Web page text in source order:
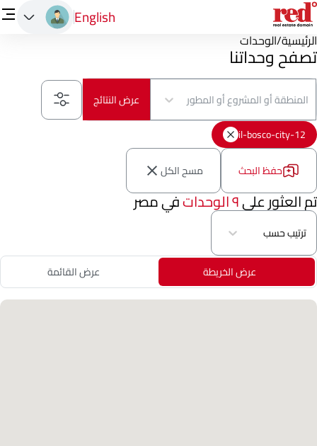
English
الرئيسية/الوحدات
تصفح وحداتنا
المنطقة أو المشروع أو المطور
عرض النتائج
12-il-bosco-city
حفظ البحث
مسح الكل
تم العثور على٩ الوحدات في مصر
ترتيب حسب
عرض الخريطة عرض القائمة